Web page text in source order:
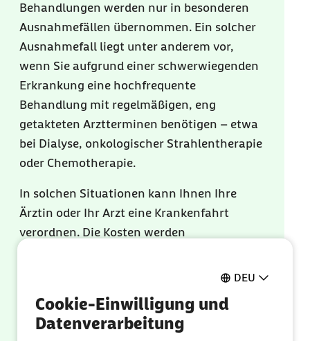
DEU
Cookie-Einwilligung und
Datenverarbeitung
Behandlungen werden nur in besonderen
Ausnahmefällen übernommen. Ein solcher
Ausnahmefall liegt unter anderem vor,
wenn Sie aufgrund einer schwerwiegenden
Erkrankung eine hochfrequente
Behandlung mit regelmäßigen, eng
getakteten Arztterminen benötigen – etwa
bei Dialyse, onkologischer Strahlentherapie
oder Chemotherapie.
In solchen Situationen kann Ihnen Ihre
Ärztin oder Ihr Arzt eine Krankenfahrt
verordnen. Die Kosten werden
von der Barmer bezahlt wird und Sie den
Behandlungsort nutzen. Wichtig ist
außerdem, dass die Krankenfahrt